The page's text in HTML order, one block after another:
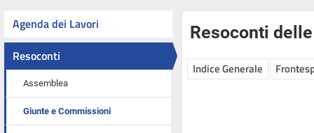
Agenda dei Lavori
Resoconti
Assemblea
Giunte e Commissioni
Resoconti
Indice Generale